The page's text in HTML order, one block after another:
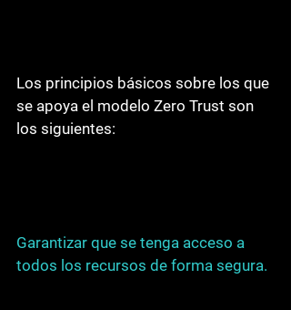
Los principios básicos sobre los que
se apoya el modelo Zero Trust son
los siguientes:
Garantizar que se tenga acceso a
todos los recursos de forma segura.